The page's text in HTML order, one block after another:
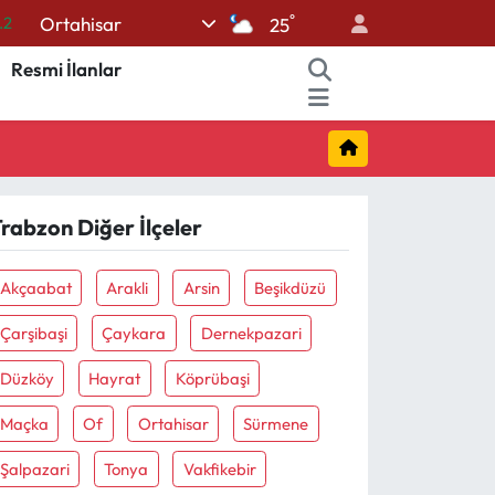
Ortahisar 25°
Resmi İlanlar
Diğer İlçeler
Akçaabat Arakli Arsin Beşikdüzü
Çarşibaşi Çaykara Dernekpazari
Düzköy Hayrat Köprübaşi
Maçka Of Ortahisar Sürmene
Şalpazari Tonya Vakfikebir